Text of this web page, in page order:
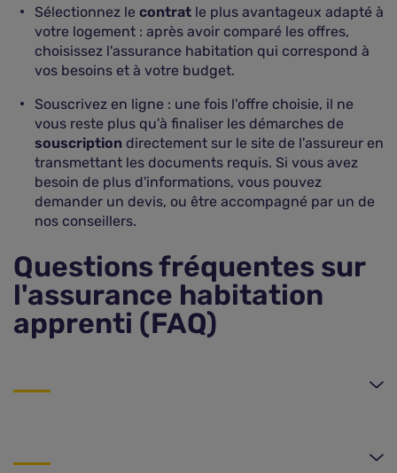
Sélectionnez le contrat le plus avantageux adapté à
votre logement : après avoir comparé les offres,
choisissez l'assurance habitation qui correspond à
vos besoins et à votre budget.
Souscrivez en ligne : une fois l'offre choisie, il ne
vous reste plus qu'à finaliser les démarches de
souscription directement sur le site de l'assureur en
transmettant les documents requis. Si vous avez
besoin de plus d'informations, vous pouvez
demander un devis, ou être accompagné par un de
nos conseillers.
Questions fréquentes sur
l'assurance habitation
apprenti (FAQ)